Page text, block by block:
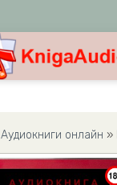
Аудиокниги онлайн »